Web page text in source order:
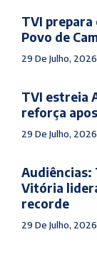
TVI prepara
Povo de
29 De Julho, 2026
TVI estreia
reforça
29 De Julho, 2026
Audiências:
Vitória
recorde
29 De Julho, 2026